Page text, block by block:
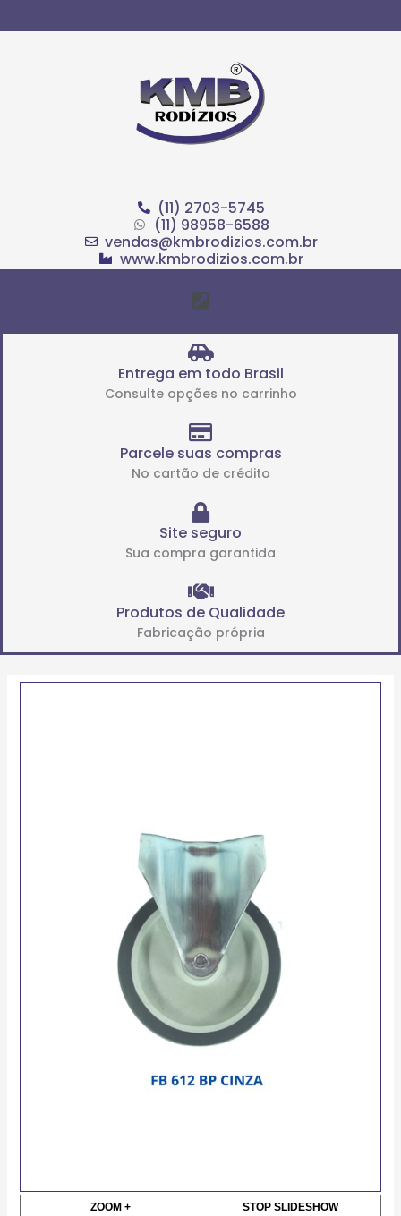
para
(11) 2703-5745
(11) 98958-6588
vendas@kmbrodizios.com.br
www.kmbrodizios.com.br
Menu
Entrega em todo Brasil
Consulte opções no carrinho
Parcele suas compras
No cartão de crédito
Site seguro
Sua compra garantida
Produtos de Qualidade
Fabricação própria
ZOOM + STOP SLIDESHOW